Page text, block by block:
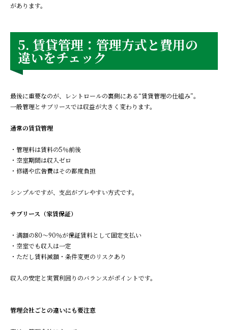
があります。
5. 賃貸管理：管理方式と費用の
違いをチェック
最後に重要なのが、レントロールの裏側にある“賃貸管理の仕組み”。
一般管理とサブリースでは収益が大きく変わります。
通常の賃貸管理
・管理料は賃料の5％前後
・空室期間は収入ゼロ
・修繕や広告費はその都度負担
シンプルですが、支出がブレやすい方式です。
サブリース（家賃保証）
・満額の80〜90％が保証賃料として固定支払い
・空室でも収入は一定
・ただし賃料減額・条件変更のリスクあり
収入の安定と実質利回りのバランスがポイントです。
管理会社ごとの違いにも要注意